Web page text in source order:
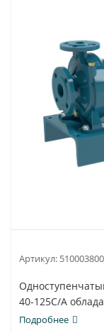
Артикул:
40-125C/A
Подробнее